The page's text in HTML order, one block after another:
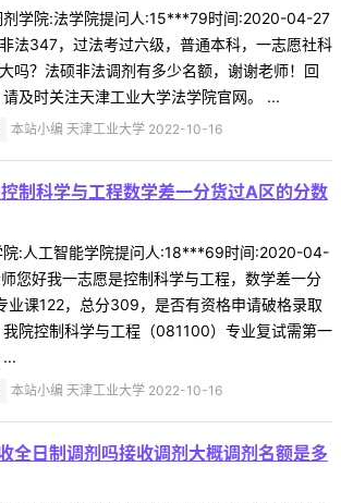
剂学院:法学院提问人:15***79时间:2020-04-27
法347，过法考过六级，普通本科，一志愿社科
吗？法硕非法调剂有多少名额，谢谢老师！回
及时关注天津工业大学法学院官网。 ...
本站小编 天津工业大学 2022-10-16
制科学与工程数学差一分货过A区的分数
院:人工智能学院提问人:18***69时间:2020-04-
您好我一志愿是控制科学与工程，数学差一分
业课122，总分309，是否有资格申请破格录取
院控制科学与工程（081100）专业复试需第一
本站小编 天津工业大学 2022-10-16
全日制调剂吗接收调剂大概调剂名额是多